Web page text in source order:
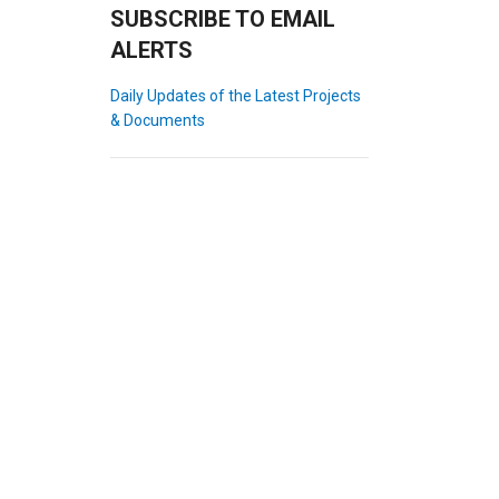
SUBSCRIBE TO EMAIL
ALERTS
Daily Updates of the Latest Projects
& Documents